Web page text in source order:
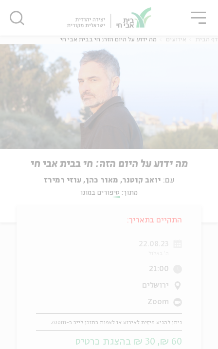
דף הבית אירועים מה ידוע על היום הזה: חי בבית אבי חי
מה ידוע על היום הזה: חי בבית אבי חי
עם: יואב קוטנר, מאור כהן, עוזי רמירז
מתוך: סיפורים במונו
התקיים בתאריך:
22.08.23
21:00
ירושלים
Zoom
ניתן להגיע פיזית לאירוע או לצפות בתוכן לייב ב-zoom
60 ₪, 30 ₪ בהצגת כרטיס
סגור